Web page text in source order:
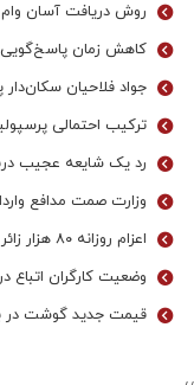
روش دریافت آسان وام ۱۵ میلیونی بازنشستگان تامین اجتماعی
کاهش زمان پاسخ‌گویی سامانه 137 به
جواد فلاحیان
ترکیب احتمالی
رد یک شایعه عجیب
وزارت صمت مدافع
اعزام روزانه ۸۰ هزار زائر اربعین با ناوگان جاده‌ای
وضعیت کارگران اتباع
قیمت جدید گوشت در